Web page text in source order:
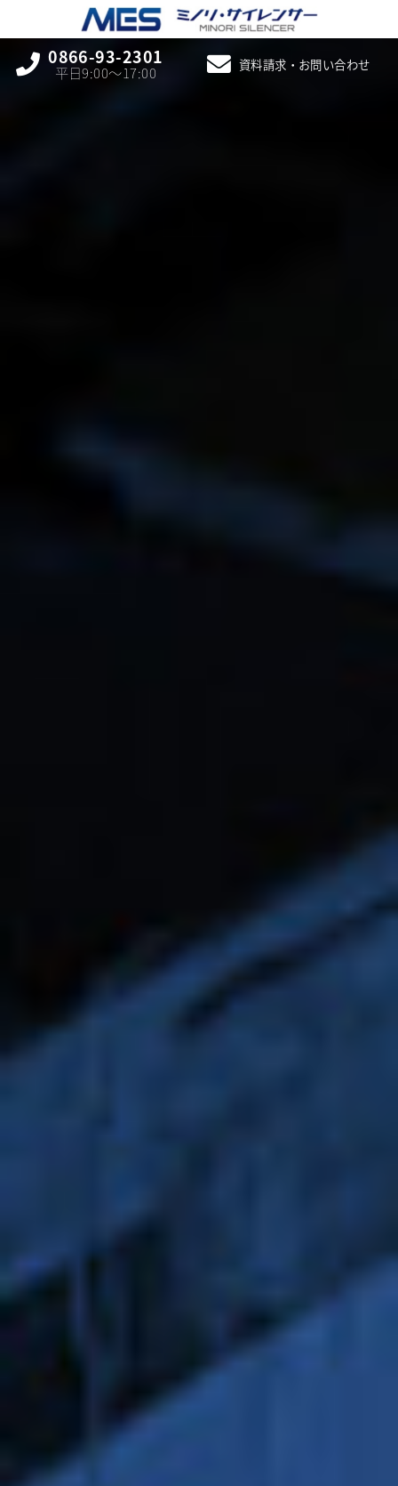
0866-93-2301
平日9:00〜17:00 資料請求・お問い合わせ